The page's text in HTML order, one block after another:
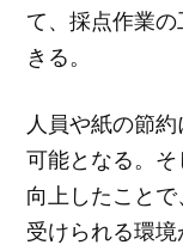
て、採点作業
きる。
人員や紙の節
可能となる。
向上したこと
受けられる環